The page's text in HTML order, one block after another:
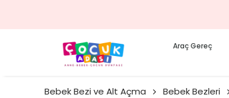
Araç Gereç
Bebek Bezi ve Alt Açma Bebek Bezleri